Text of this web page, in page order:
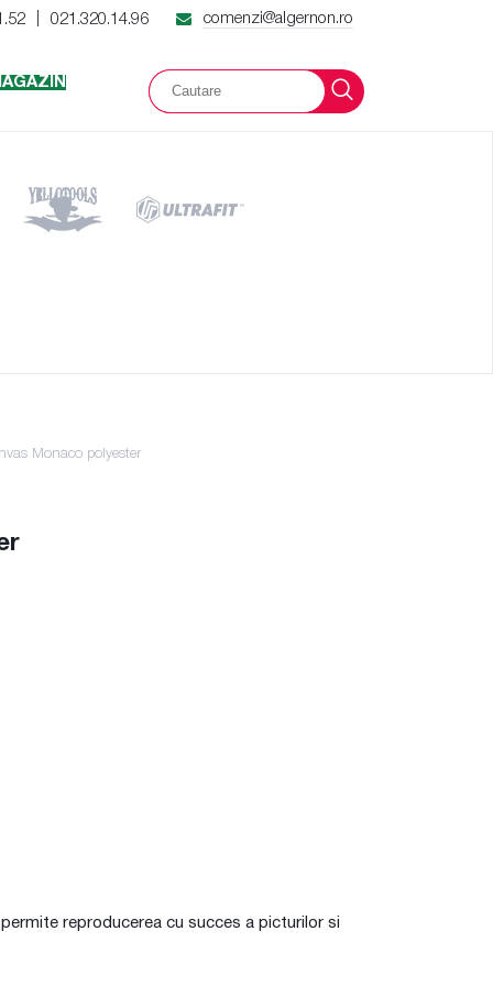
021.320.14.96 comenzi@algernon.ro
Monaco polyester
reproducerea cu succes a picturilor si